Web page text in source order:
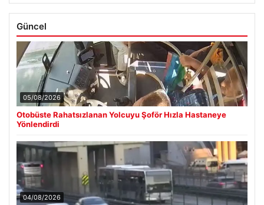
Güncel
05/08/2026
Otobüste Rahatsızlanan Yolcuyu Şoför Hızla Hastaneye
Yönlendirdi
04/08/2026